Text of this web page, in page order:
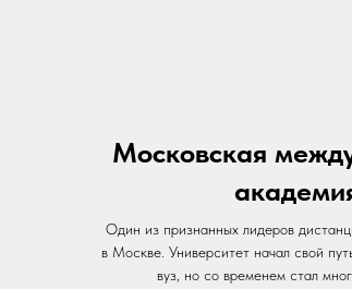
Московская
Один из признанных лидеров
в Москве. Университет начал свой
вуз, но со временем стал